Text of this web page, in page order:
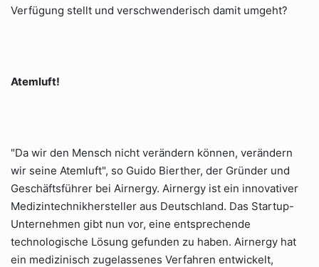
Verfügung stellt und verschwenderisch damit umgeht?
Atemluft!
"Da wir den Mensch nicht verändern können, verändern
wir seine Atemluft", so Guido Bierther, der Gründer und
Geschäftsführer bei Airnergy. Airnergy ist ein innovativer
Medizintechnikhersteller aus Deutschland. Das Startup-
Unternehmen gibt nun vor, eine entsprechende
technologische Lösung gefunden zu haben. Airnergy hat
ein medizinisch zugelassenes Verfahren entwickelt,